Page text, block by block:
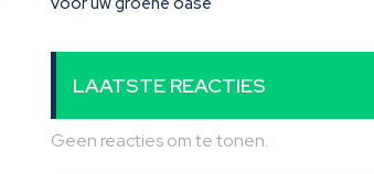
LAATSTE REACTIES
Geen reacties om te tonen.